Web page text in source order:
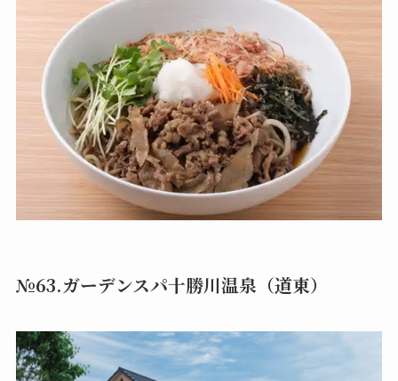
№63.ガーデンスパ十勝川温泉（道東）